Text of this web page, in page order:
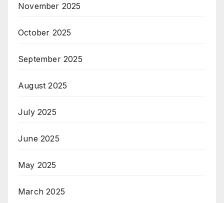
November 2025
October 2025
September 2025
August 2025
July 2025
June 2025
May 2025
March 2025